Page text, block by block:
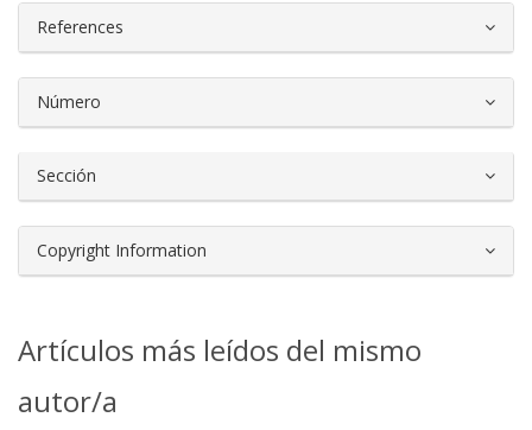
References
Número
Sección
Copyright Information
Artículos más leídos del mismo
autor/a